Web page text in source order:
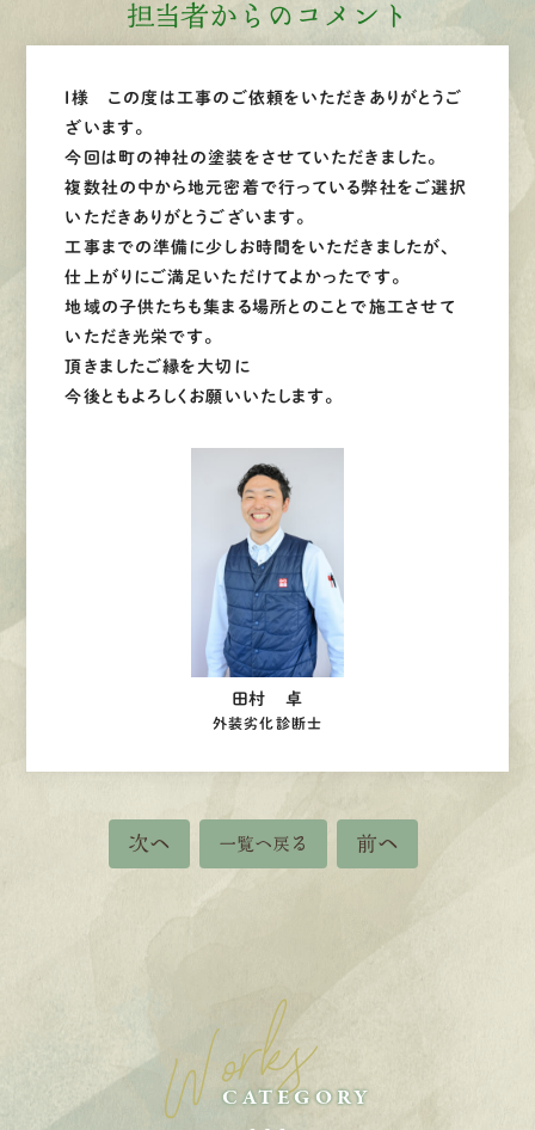
担当者からのコメント
I様 この度は工事のご依頼をいただきありがとうご
ざいます。
今回は町の神社の塗装をさせていただきました。
複数社の中から地元密着で行っている弊社をご選択
いただきありがとうございます。
工事までの準備に少しお時間をいただきましたが、
仕上がりにご満足いただけてよかったです。
地域の子供たちも集まる場所とのことで施工させて
いただき光栄です。
頂きましたご縁を大切に
今後ともよろしくお願いいたします。
田村 卓
外装劣化診断士
次へ 一覧へ戻る 前へ
Works
CATEGORY